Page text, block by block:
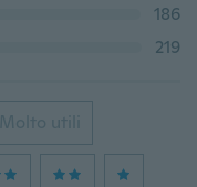
186
219
Molto utili